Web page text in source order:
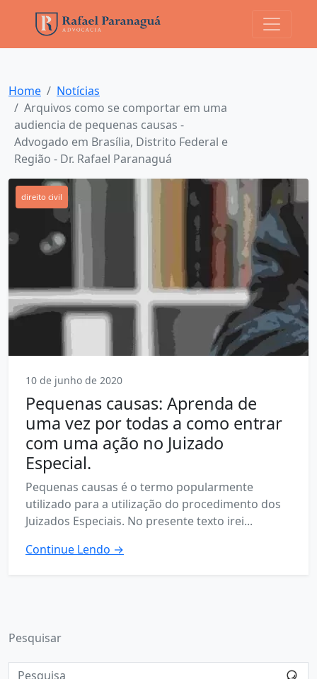
Home
Notícias
Arquivos como se comportar em uma
audiencia de pequenas causas -
Advogado em Brasília, Distrito Federal e
Região - Dr. Rafael Paranaguá
direito civil
10 de junho de 2020
Pequenas causas: Aprenda de
uma vez por todas a como entrar
com uma ação no Juizado
Especial.
Pequenas causas é o termo popularmente
utilizado para a utilização do procedimento dos
Juizados Especiais. No presente texto irei...
Continue Lendo →
Pesquisar